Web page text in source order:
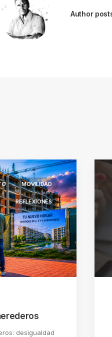
Author
MOVILIDAD
REFLEXIONES
desigualdad